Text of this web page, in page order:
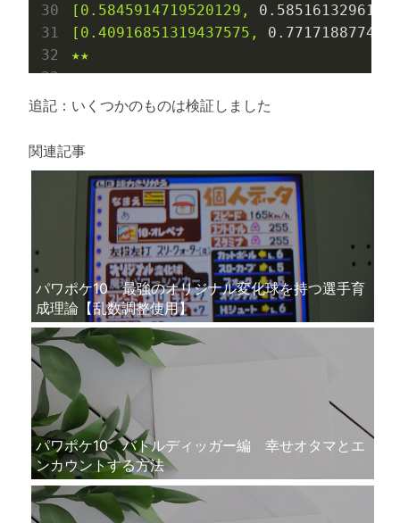
[0.5845914719520129,
[0.40916851319437575,
★★
追記：いくつかのものは検証しました
関連記事
パワポケ10 最強のオリジナル変化球を持つ選手育
成理論【乱数調整使用】
パワポケ10 バトルディッガー編 幸せオタマとエ
ンカウントする方法